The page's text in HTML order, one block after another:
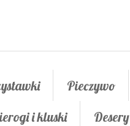
Pieczywo
i kluski Desery